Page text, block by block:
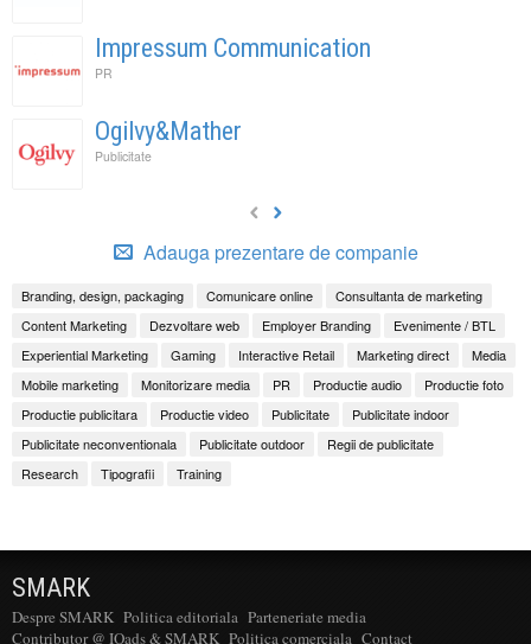
Impressum Communication
PR
Ogilvy&Mather
Publicitate
Adauga prezentare de companie
Branding, design, packaging Comunicare online
Consultanta de marketing
Content Marketing
Dezvoltare web Employer Branding
Evenimente / BTL
Experiential Marketing
Gaming Interactive Retail Marketing direct
Media
Mobile marketing
Monitorizare media PR Productie audio
Productie foto
Productie publicitara
Productie video Publicitate
Publicitate indoor
Publicitate neconventionala
Publicitate outdoor
Regii de publicitate
Research
Tipografii Training
SMARK
Despre SMARK Politica editoriala Parteneriate media
Contributor @ IQads & SMARK Politica comerciala Contact